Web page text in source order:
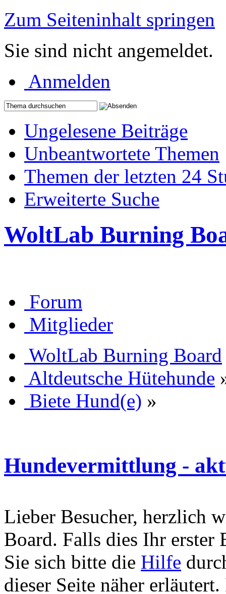
Zum Seiteninhalt springen
Sie sind nicht angemeldet.
Anmelden
Ungelesene Beiträge
Unbeantwortete Themen
Themen der letzten 24
Erweiterte Suche
WoltLab Burning
Forum
Mitglieder
WoltLab Burning Board
Altdeutsche Hütehunde
Biete Hund(e) »
Hundevermittlung -
Lieber Besucher, herzlich
Board. Falls dies Ihr erster
Sie sich bitte die Hilfe
dieser Seite näher